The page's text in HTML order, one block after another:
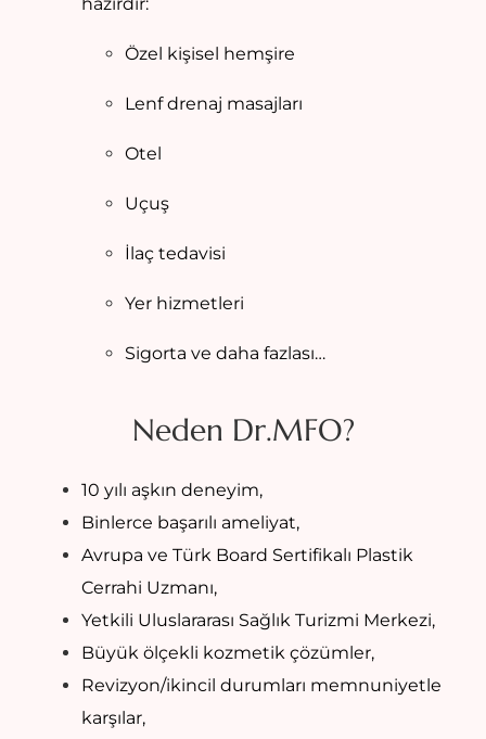
hazırdır:
Özel kişisel hemşire
Lenf drenaj masajları
Otel
Uçuş
İlaç tedavisi
Yer hizmetleri
Sigorta ve daha fazlası…
Neden Dr.MFO?
10 yılı aşkın deneyim,
Binlerce başarılı ameliyat,
Avrupa ve Türk Board Sertifikalı Plastik
Cerrahi Uzmanı,
Yetkili Uluslararası Sağlık Turizmi Merkezi,
Büyük ölçekli kozmetik çözümler,
Revizyon/ikincil durumları memnuniyetle
karşılar,